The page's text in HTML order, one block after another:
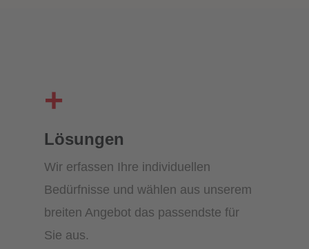
+
Lösungen
Wir erfassen Ihre individuellen
Bedürfnisse und wählen aus unserem
breiten Angebot das passendste für
Sie aus.